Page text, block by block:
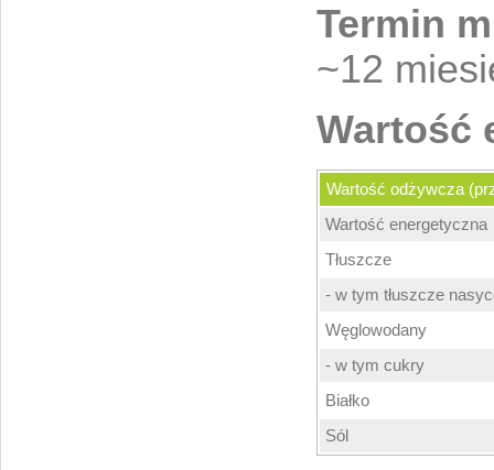
Termin
~12
Wartość
Wartość odżywcza
Wartość energetyczna
Tłuszcze
- w tym tłuszcze
Węglowodany
- w tym cukry
Białko
Sól